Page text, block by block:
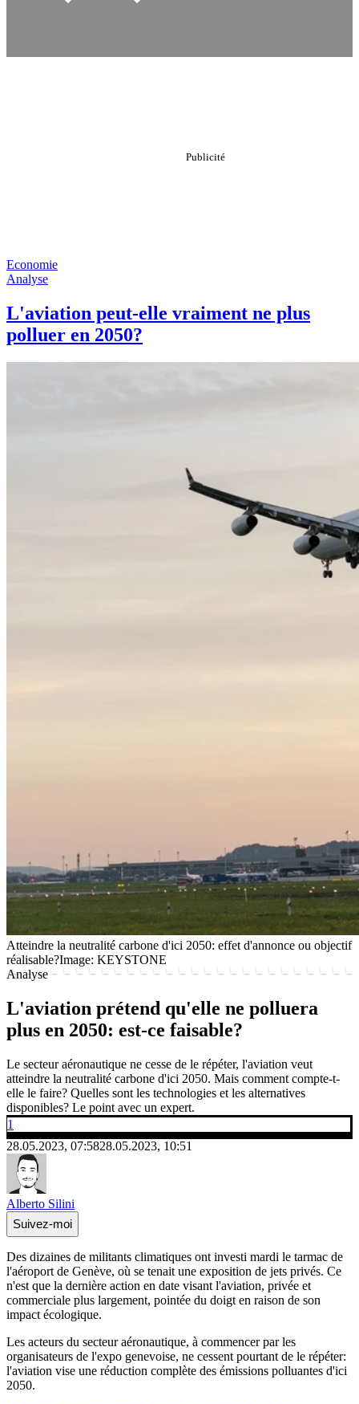
Economie
Analyse
L'aviation peut-elle vraiment ne plus
polluer en 2050?
Atteindre la neutralité carbone d'ici 2050: effet d'annonce ou objectif
réalisable?Image: KEYSTONE
Analyse
L'aviation prétend qu'elle ne polluera
plus en 2050: est-ce faisable?
Le secteur aéronautique ne cesse de le répéter, l'aviation veut
atteindre la neutralité carbone d'ici 2050. Mais comment compte-t-
elle le faire? Quelles sont les technologies et les alternatives
disponibles? Le point avec un expert.
1
28.05.2023, 07:5828.05.2023, 10:51
Alberto Silini
Suivez-moi
Des dizaines de militants climatiques ont investi mardi le tarmac de
l'aéroport de Genève, où se tenait une exposition de jets privés. Ce
n'est que la dernière action en date visant l'aviation, privée et
commerciale plus largement, pointée du doigt en raison de son
impact écologique.
Les acteurs du secteur aéronautique, à commencer par les
organisateurs de l'expo genevoise, ne cessent pourtant de le répéter:
l'aviation vise une réduction complète des émissions polluantes d'ici
2050.